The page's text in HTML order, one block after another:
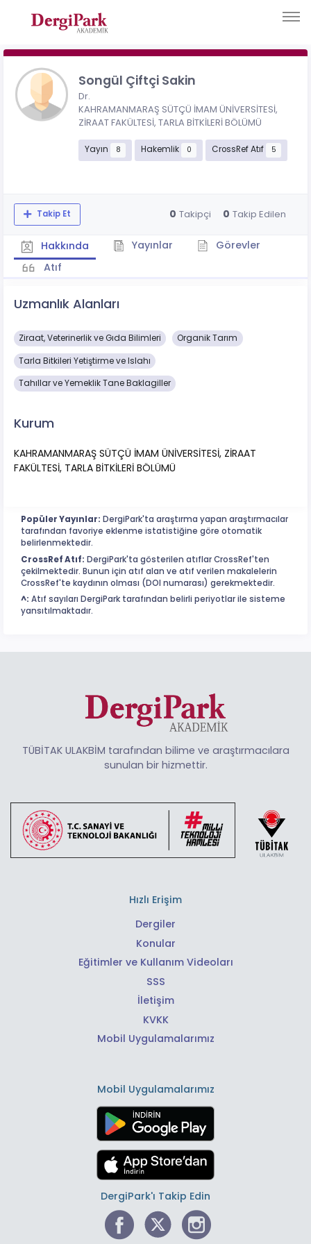
Songül Çiftçi Sakin
Dr.
KAHRAMANMARAŞ SÜTÇÜ İMAM ÜNİVERSİTESİ,
ZİRAAT FAKÜLTESİ, TARLA BİTKİLERİ BÖLÜMÜ
Yayın 8 Hakemlik 0 CrossRef Atıf 5
Takip Et 0 Takipçi 0 Takip Edilen
Hakkında Yayınlar
Görevler
Atıf
Uzmanlık Alanları
Ziraat, Veterinerlik ve Gıda Bilimleri Organik Tarım
Tarla Bitkileri Yetiştirme ve Islahı
Tahıllar ve Yemeklik Tane Baklagiller
Kurum
KAHRAMANMARAŞ SÜTÇÜ İMAM ÜNİVERSİTESİ, ZİRAAT
FAKÜLTESİ, TARLA BİTKİLERİ BÖLÜMÜ
Popüler Yayınlar: DergiPark'ta araştırma yapan araştırmacılar
tarafından favoriye eklenme istatistiğine göre otomatik
belirlenmektedir.
CrossRef Atıf: DergiPark'ta gösterilen atıflar CrossRef'ten
çekilmektedir. Bunun için atıf alan ve atıf verilen makalelerin
CrossRef'te kaydının olması (DOI numarası) gerekmektedir.
^: Atıf sayıları DergiPark tarafından belirli periyotlar ile sisteme
yansıtılmaktadır.
TÜBİTAK ULAKBİM tarafından bilime ve araştırmacılara
sunulan bir hizmettir.
Hızlı Erişim
Dergiler
Konular
Eğitimler ve Kullanım Videoları
SSS
İletişim
KVKK
Mobil Uygulamalarımız
Mobil Uygulamalarımız
DergiPark'ı Takip Edin